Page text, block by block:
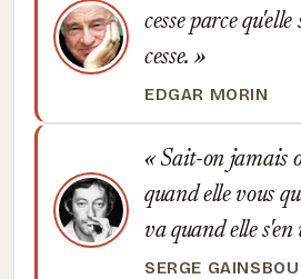
cesse parce
cesse.
EDGAR MORIN
Sait-on jamais
quand elle vous
va quand elle
SERGE